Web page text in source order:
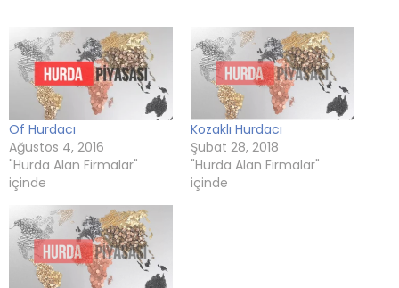
Of Hurdacı
Ağustos 4, 2016
"Hurda Alan Firmalar"
içinde
Kozaklı Hurdacı
Şubat 28, 2018
"Hurda Alan Firmalar"
içinde